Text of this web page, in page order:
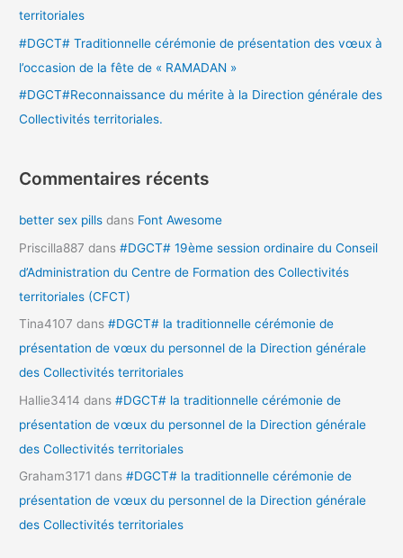
:
territoriales
#DGCT# Traditionnelle cérémonie de présentation des vœux à
l’occasion de la fête de « RAMADAN »
#DGCT#Reconnaissance du mérite à la Direction générale des
Collectivités territoriales.
Commentaires récents
better sex pills dans Font Awesome
Priscilla887 dans#DGCT# 19ème session ordinaire du Conseil
d’Administration du Centre de Formation des Collectivités
territoriales (CFCT)
Tina4107 dans#DGCT# la traditionnelle cérémonie de
présentation de vœux du personnel de la Direction générale
des Collectivités territoriales
Hallie3414 dans#DGCT# la traditionnelle cérémonie de
présentation de vœux du personnel de la Direction générale
des Collectivités territoriales
Graham3171 dans#DGCT# la traditionnelle cérémonie de
présentation de vœux du personnel de la Direction générale
des Collectivités territoriales